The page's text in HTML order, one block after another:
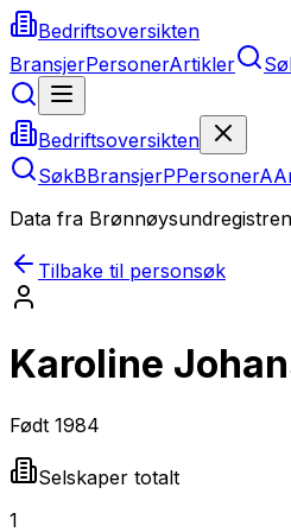
Bedriftsoversikten
BransjerPersonerArtikler
Bedriftsoversikten
SøkBBransjerPPersonerA
Data fra
Tilbake til personsøk
Karoline
Født 1984
Selskaper totalt
1